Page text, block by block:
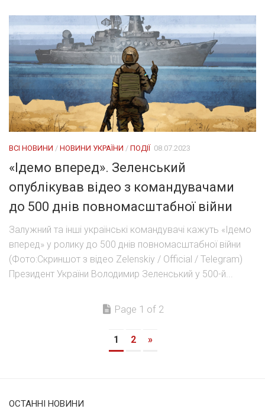
ВСІ НОВИНИ / НОВИНИ УКРАЇНИ / ПОДІЇ 08.07.2023
«Ідемо вперед». Зеленський
опублікував відео з командувачами
до 500 днів повномасштабної війни
Залужний та інші українські командувачі кажуть «Ідемо
вперед» у ролику до 500 днів повномасштабної війни
(Фото:Скриншот з відео Zelenskiy / Official / Telegram)
Президент України Володимир Зеленський у 500-й...
Page 1 of 2
1 2 »
ОСТАННІ НОВИНИ